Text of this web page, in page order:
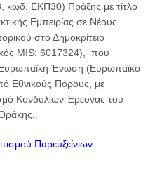
ΕΚΠ30) Πράξης με τίτλο
Εμπειρίας σε Νέους
στο Δημοκρίτειο
MIS: 6017324), που
Ευρωπαϊκή Ένωση (Ευρωπαϊκό
Εθνικούς Πόρους, με
Κονδυλίων Έρευνας του
Παρευξείνιων